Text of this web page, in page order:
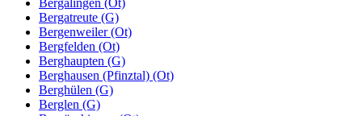
Bergatreute (G)
Bergenweiler (Ot)
Bergfelden (Ot)
Berghaupten (G)
Berghausen (Pfinztal) (Ot)
Berghülen (G)
Berglen (G)